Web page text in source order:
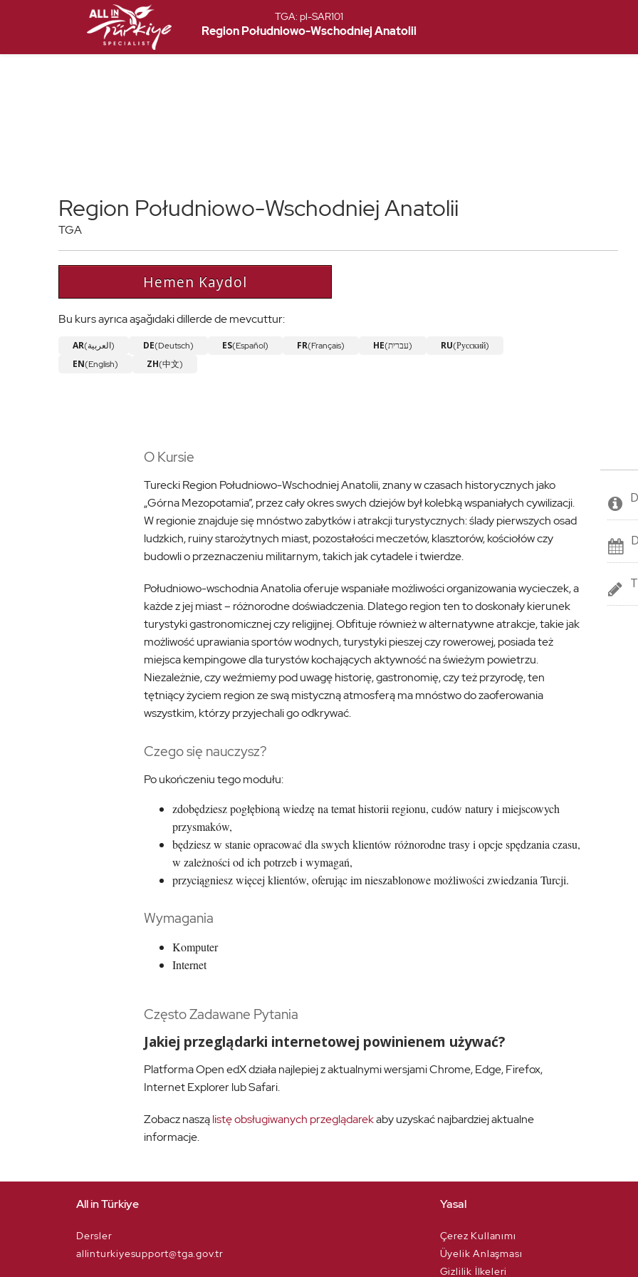
TGA: pl-SAR101
Region Południowo-Wschodniej Anatolii
Region Południowo-Wschodniej Anatolii
TGA
Hemen Kaydol
Bu kurs ayrıca aşağıdaki dillerde de mevcuttur:
AR (العربية) DE(Deutsch) ES(Español) FR(Français) HE (עברית) RU(Русский)
EN(English) ZH(中文)
O Kursie
Turecki Region Południowo-Wschodniej Anatolii, znany w czasach historycznych jako
„Górna Mezopotamia”, przez cały okres swych dziejów był kolebką wspaniałych cywilizacji.
W regionie znajduje się mnóstwo zabytków i atrakcji turystycznych: ślady pierwszych osad
ludzkich, ruiny starożytnych miast, pozostałości meczetów, klasztorów, kościołów czy
budowli o przeznaczeniu militarnym, takich jak cytadele i twierdze.
Południowo-wschodnia Anatolia oferuje wspaniałe możliwości organizowania wycieczek, a
każde z jej miast – różnorodne doświadczenia. Dlatego region ten to doskonały kierunek
turystyki gastronomicznej czy religijnej. Obfituje również w alternatywne atrakcje, takie jak
możliwość uprawiania sportów wodnych, turystyki pieszej czy rowerowej, posiada też
miejsca kempingowe dla turystów kochających aktywność na świeżym powietrzu.
Niezależnie, czy weźmiemy pod uwagę historię, gastronomię, czy też przyrodę, ten
tętniący życiem region ze swą mistyczną atmosferą ma mnóstwo do zaoferowania
wszystkim, którzy przyjechali go odkrywać.
Czego się nauczysz?
Po ukończeniu tego modułu:
zdobędziesz pogłębioną wiedzę na temat historii regionu, cudów natury i miejscowych
przysmaków,
będziesz w stanie opracować dla swych klientów różnorodne trasy i opcje spędzania czasu,
w zależności od ich potrzeb i wymagań,
przyciągniesz więcej klientów, oferując im nieszablonowe możliwości zwiedzania Turcji.
Wymagania
Komputer
Internet
Często Zadawane Pytania
Jakiej przeglądarki internetowej powinienem używać?
Platforma Open edX działa najlepiej z aktualnymi wersjami Chrome, Edge, Firefox,
Internet Explorer lub Safari.
Zobacz nasząlistę obsługiwanych przeglądarekaby uzyskać najbardziej aktualne
informacje.
All in Türkiye
Dersler
allinturkiyesupport@tga.gov.tr
Yasal
Çerez Kullanımı
Üyelik Anlaşması
Gizlilik İlkeleri